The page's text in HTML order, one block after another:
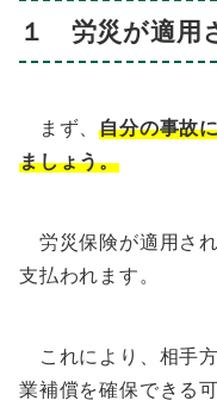
１ 労災が適用
まず、自分の事故
ましょう。
労災保険が適用さ
支払われます。
これにより、相手
業補償を確保できる